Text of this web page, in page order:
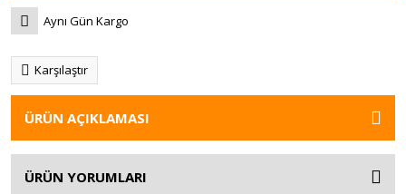
Aynı Gün Kargo
Karşılaştır
ÜRÜN AÇIKLAMASI
ÜRÜN YORUMLARI